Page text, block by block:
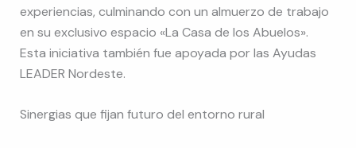
experiencias, culminando con un almuerzo de trabajo
en su exclusivo espacio «La Casa de los Abuelos».
Esta iniciativa también fue apoyada por las Ayudas
LEADER Nordeste.
Sinergias que fijan futuro del entorno rural